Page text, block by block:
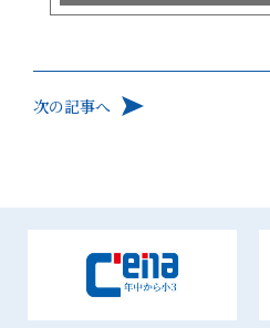
次の記事へ